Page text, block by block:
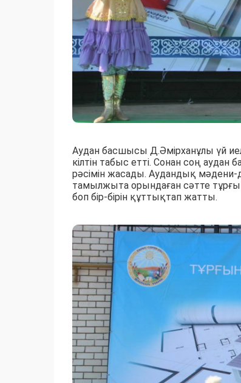
Аудан басшысы Д.Әмірханұлы үй
кілтін табыс етті. Сонан соң
рәсімін жасады. Аудандық мәдени-
тамылжыта орындаған сәтте
боп бір-бірін құттықтап жатты.